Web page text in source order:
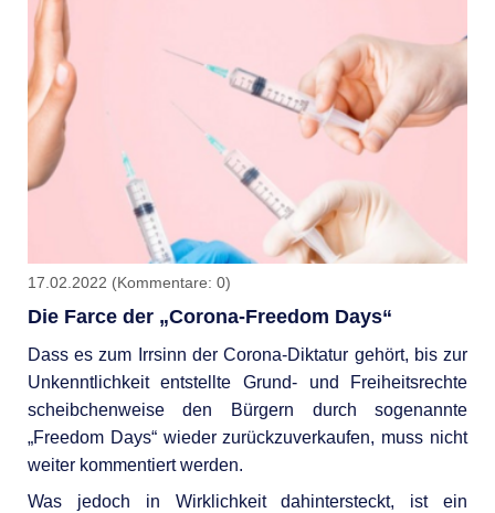
17.02.2022 (Kommentare: 0)
Die Farce der „Corona-Freedom Days“
Dass es zum Irrsinn der Corona-Diktatur gehört, bis zur
Unkennt­lichkeit entstellte Grund- und Freiheits­rechte
scheibchen­weise den Bürgern durch sogenannte
„Freedom Days“ wieder zurück­zuverkaufen, muss nicht
weiter kommentiert werden.
Was jedoch in Wirklichkeit dahinter­steckt, ist ein